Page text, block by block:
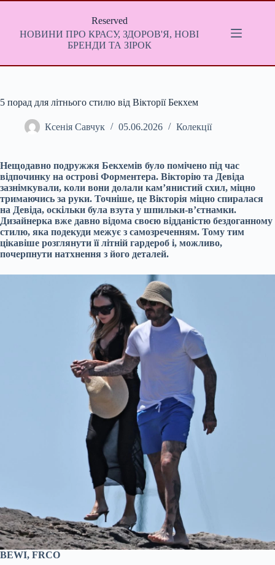
Перейти
Reserved
НОВИНИ ПРО КРАСУ, ЗДОРОВ'Я, НОВІ
БРЕНДИ ТА ЗІРОК
5 порад для літнього стилю від Вікторії Бекхем
Ксенія Савчук 05.06.2026 Колекції
Нещодавно подружжя Бекхемів було помічено під час
відпочинку на острові Форментера. Вікторію та Девіда
зазнімкували, коли вони долали кам’янистий схил, міцно
тримаючись за руки. Точніше, це Вікторія міцно спиралася
на Девіда, оскільки була взута у шпильки-в’єтнамки.
Дизайнерка вже давно відома своєю відданістю бездоганному
стилю, яка подекуди межує з самозреченням. Тому тим
цікавіше розглянути її літній гардероб і, можливо,
почерпнути натхнення з його деталей.
BEWI, FRCO